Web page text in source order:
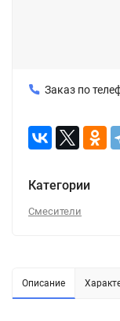
Заказ по
Категории
Смесители
Описание